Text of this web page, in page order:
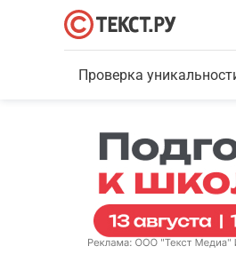
Проверка